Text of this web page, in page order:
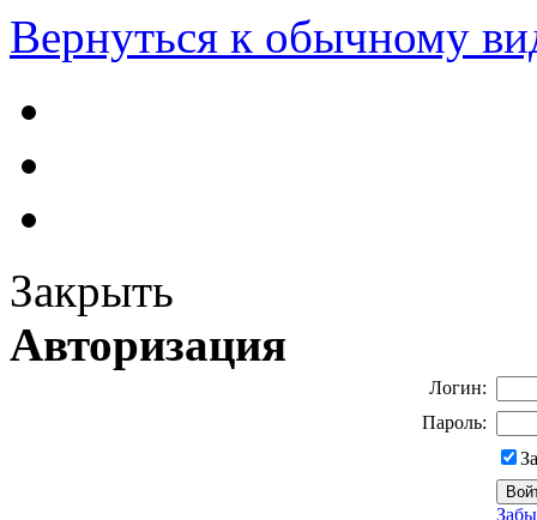
Вернуться к обычному
Закрыть
Авторизация
Логин:
Пароль: